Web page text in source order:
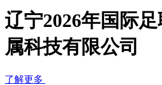
辽宁2026年国际
属科技有限公司
了解更多